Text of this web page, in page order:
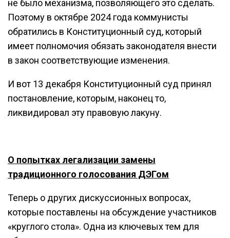
не было механизма, позволяющего это сделать.
Поэтому в октябре 2024 года коммунисты
обратились в Конституционный суд, который
имеет полномочия обязать законодателя внести
в закон соответствующие изменения.
И вот 13 декабря Конституционный суд принял
постановление, которым, наконец то,
ликвидировал эту правовую лакуну.
О попытках легализации замены
традиционного голосования ДЭГом
Теперь о других дискуссионных вопросах,
которые поставлены на обсуждение участников
«круглого стола». Одна из ключевых тем для